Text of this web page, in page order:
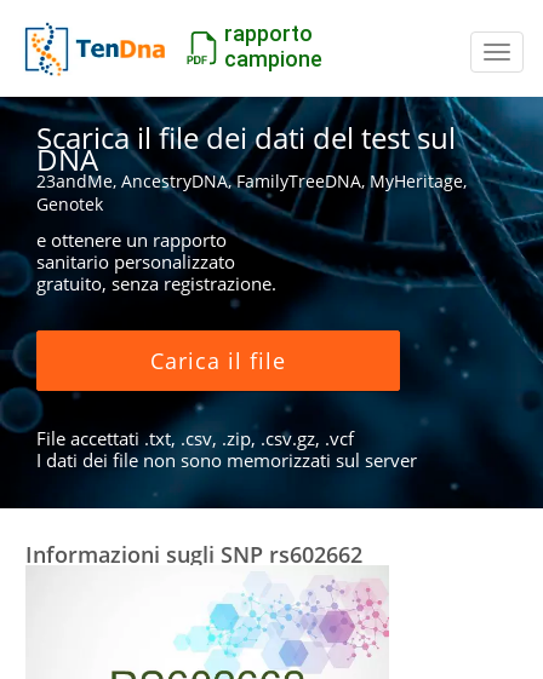
rapporto
campione
Scarica il file dei dati del test sul
DNA
23andMe, AncestryDNA, FamilyTreeDNA, MyHeritage,
Genotek
e ottenere un rapporto
sanitario personalizzato
gratuito, senza registrazione.
Carica il file
File accettati .txt, .csv, .zip, .csv.gz, .vcf
I dati dei file non sono memorizzati sul server
Informazioni sugli SNP rs602662